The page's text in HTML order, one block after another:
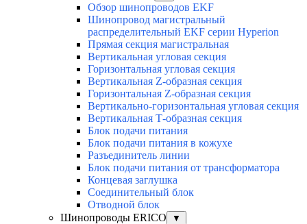
Обзор шинопроводов EKF
Шинопровод магистральный
распределительный EKF серии Hyperion
Прямая секция магистральная
Вертикальная угловая секция
Горизонтальная угловая секция
Вертикальная Z-образная секция
Горизонтальная Z-образная секция
Вертикально-горизонтальная угловая секция
Вертикальная Т-образная секция
Блок подачи питания
Блок подачи питания в кожухе
Разъединитель линии
Блок подачи питания от трансформатора
Концевая заглушка
Соединительный блок
Отводной блок
Шинопроводы ERICO
▼